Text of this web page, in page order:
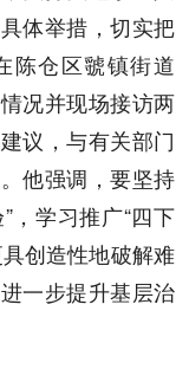
体举措，切实把
陈仓区虢镇街道
况并现场接访两
议，与有关部门
他强调，要坚持
，学习推广“四下
创造性地破解难
一步提升基层治